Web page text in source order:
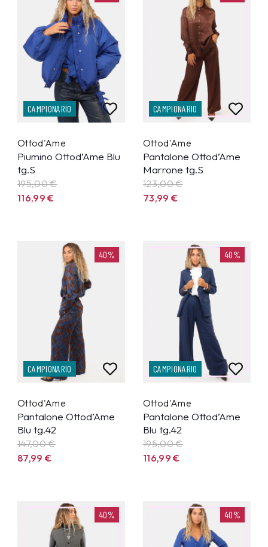
CAMPIONARIO
Ottod'Ame
Piumino Ottod’Ame Blu
tg.S
195,00 €
116,99€
CAMPIONARIO
Ottod'Ame
Pantalone Ottod’Ame
Marrone tg.S
123,00 €
73,99€
40%
CAMPIONARIO
Ottod'Ame
Pantalone Ottod’Ame
Blu tg.42
147,00 €
87,99€
40%
CAMPIONARIO
Ottod'Ame
Pantalone Ottod’Ame
Blu tg.42
195,00 €
116,99€
40% 40%